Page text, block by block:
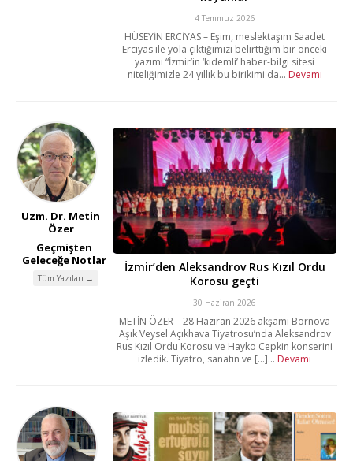
4 Temmuz 2026
HÜSEYİN ERCİYAS – Eşim, meslektaşım Saadet
Erciyas ile yola çıktığımızı belirttiğim bir önceki
yazımı “İzmir’in ‘kıdemli’ haber-bilgi sitesi
niteliğimizle 24 yıllık bu birikimi da... Devamı
Uzm. Dr. Metin
Özer
Geçmişten
Geleceğe Notlar
Tüm Yazıları →
İzmir’den Aleksandrov Rus Kızıl Ordu
Korosu geçti
30 Haziran 2026
METİN ÖZER – 28 Haziran 2026 akşamı Bornova
Aşık Veysel Açıkhava Tiyatrosu’nda Aleksandrov
Rus Kızıl Ordu Korosu ve Hayko Cepkin konserini
izledik. Tiyatro, sanatın ve [...]... Devamı